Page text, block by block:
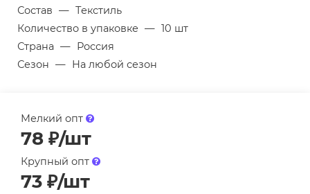
Состав — Текстиль
Количество в упаковке — 10 шт
Страна — Россия
Сезон — На любой сезон
Мелкий опт
78 ₽/шт
Крупный опт
73 ₽/шт